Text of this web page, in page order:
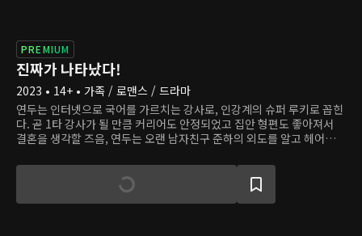
PREMIUM
진짜가 나타났다!
2023 • 14+ • 가족 / 로맨스 / 드라마
연두는 인터넷으로 국어를 가르치는 강사로, 인강계의 슈퍼 루키로 꼽힌
다. 곧 1타 강사가 될 만큼 커리어도 안정되었고 집안 형편도 좋아져서
결혼을 생각할 즈음, 연두는 오랜 남자친구 준하의 외도를 알고 헤어진
결심한다. 그때 그의 삶에 들어온 남자 공태경. 재벌 2세이자 유능한 산
부인과 전문의인 그는 가족과 사랑에 대한 실망으로 비혼을 결심했다. 그
렇게 아빠 없이 아이를 낳고 싶은 여자와 비혼주의자 남자의 계약 연예가